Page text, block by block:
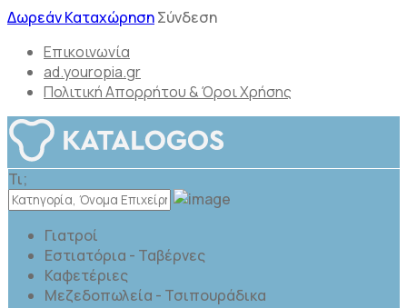
Δωρεάν ΚαταχώρησηΣύνδεση
Επικοινωνία
ad.youropia.gr
Πολιτική Απορρήτου & Όροι Χρήσης
Τι;
Γιατροί
Εστιατόρια - Ταβέρνες
Καφετέριες
Μεζεδοπωλεία - Τσιπουράδικα